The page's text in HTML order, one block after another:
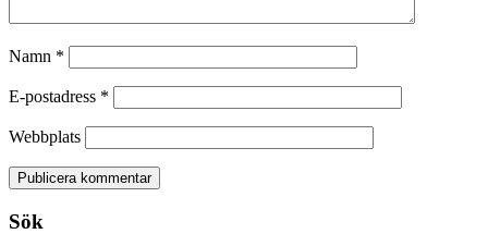
Namn *
E-postadress *
Webbplats
Sök